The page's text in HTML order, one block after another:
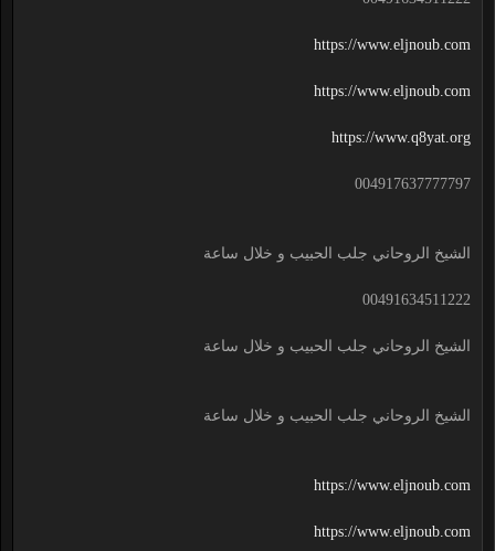
https://www.eljnoub.com
https://www.eljnoub.com
https://www.q8yat.org
004917637777797
الشيخ الروحاني جلب الحبيب و خلال ساعة
00491634511222
الشيخ الروحاني جلب الحبيب و خلال ساعة
الشيخ الروحاني جلب الحبيب و خلال ساعة
https://www.eljnoub.com
https://www.eljnoub.com